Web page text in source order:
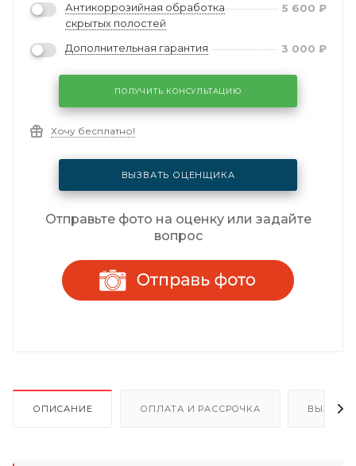
Антикоррозийная обработка
скрытых полостей
5 600 ₽
Дополнительная гарантия 3 000 ₽
ПОЛУЧИТЬ КОНСУЛЬТАЦИЮ
Хочу бесплатно!
ВЫЗВАТЬ ОЦЕНЩИКА
Отправьте фото на оценку или задайте
вопрос
ОПИСАНИЕ ОПЛАТА И РАССРОЧКА ВЫЗОВ